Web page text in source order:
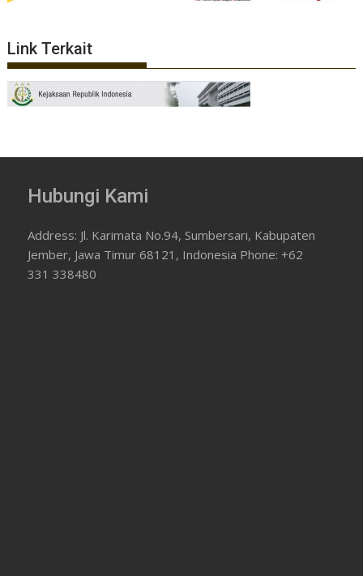
Link Terkait
Hubungi Kami
Address: Jl. Karimata No.94, Sumbersari, Kabupaten
Jember, Jawa Timur 68121, Indonesia Phone: +62
331 338480